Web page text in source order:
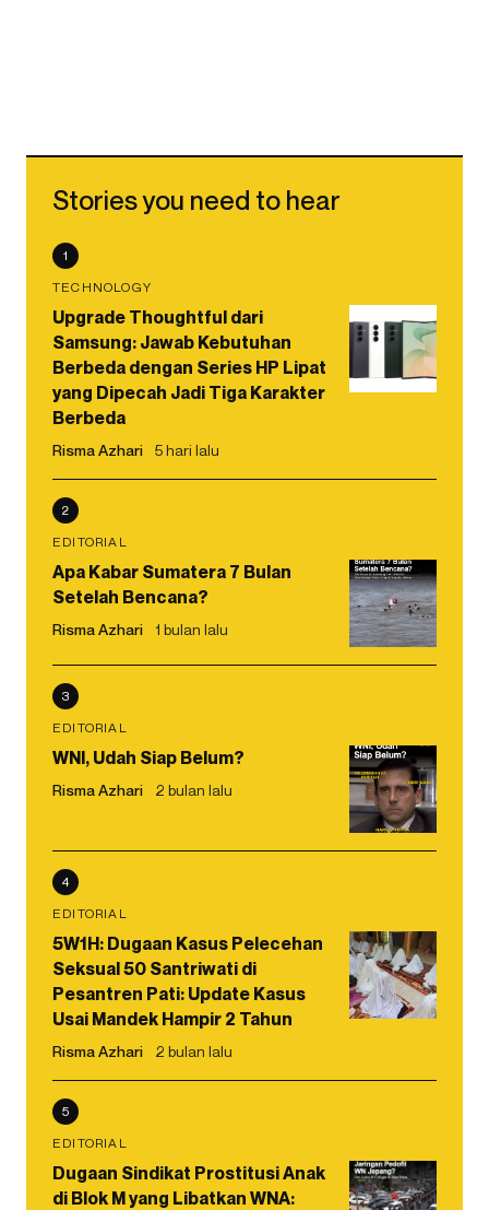
Stories you need to hear
1
TECHNOLOGY
Upgrade Thoughtful dari
Samsung: Jawab Kebutuhan
Berbeda dengan Series HP Lipat
yang Dipecah Jadi Tiga Karakter
Berbeda
Risma Azhari 5 hari lalu
2
EDITORIAL
Apa Kabar Sumatera 7 Bulan
Setelah Bencana?
Risma Azhari 1 bulan lalu
3
EDITORIAL
WNI, Udah Siap Belum?
Risma Azhari 2 bulan lalu
4
EDITORIAL
5W1H: Dugaan Kasus Pelecehan
Seksual 50 Santriwati di
Pesantren Pati: Update Kasus
Usai Mandek Hampir 2 Tahun
Risma Azhari 2 bulan lalu
5
EDITORIAL
Dugaan Sindikat Prostitusi Anak
di Blok M yang Libatkan WNA: